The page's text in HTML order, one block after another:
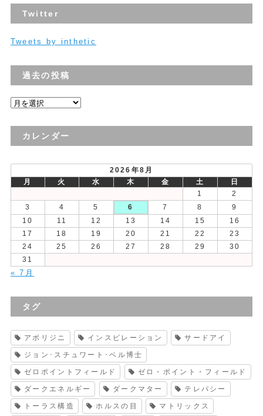
Twitter
Tweets by inthetic
過去の投稿
過
の
カレンダー
2026年8月
月
火 水 木 金 土
日
1
2
3
4 5 6 7 8
9
10
11 12 13 14 15
16
17
18 19 20 21 22
23
24
25 26 27 28 29
30
31
« 7月
タグ
アボリジニ インスピレーション サードアイ
ジョン･スチュワート･ベル博士
ゼロポイントフィールド ゼロ・ポイント・フィールド
ダークエネルギー ダークマター テレパシー
トーラス構造 ホルスの目 マトリックス